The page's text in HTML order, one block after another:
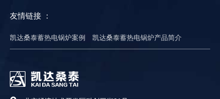
友情链接 ：
凯达桑泰蓄热电锅炉案例 凯达桑泰蓄热电锅炉产品简介